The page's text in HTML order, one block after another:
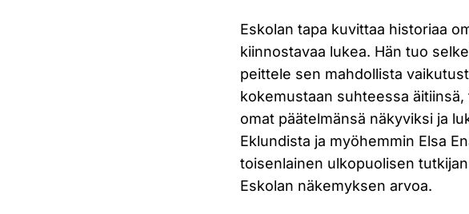
Eskolan tapa kuvittaa historiaa
kiinnostavaa lukea. Hän tuo
peittele sen mahdollista
kokemustaan suhteessa
omat päätelmänsä näkyviksi ja
Eklundista ja myöhemmin Elsa
toisenlainen ulkopuolisen
Eskolan näkemyksen arvoa.